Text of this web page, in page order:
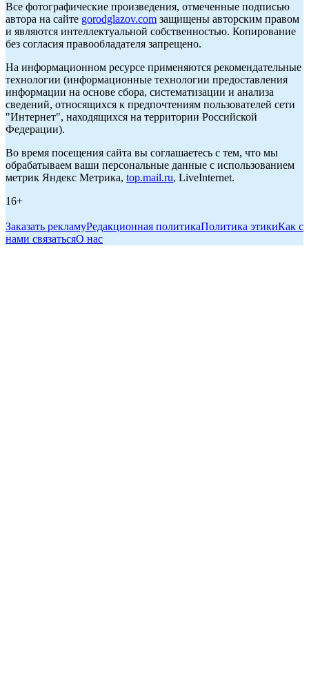
Все фотографические произведения, отмеченные подписью
автора на сайте gorodglazov.com защищены авторским правом
и являются интеллектуальной собственностью. Копирование
без согласия правообладателя запрещено.
На информационном ресурсе применяются рекомендательные
технологии (информационные технологии предоставления
информации на основе сбора, систематизации и анализа
сведений, относящихся к предпочтениям пользователей сети
"Интернет", находящихся на территории Российской
Федерации).
Во время посещения сайта вы соглашаетесь с тем, что мы
обрабатываем ваши персональные данные с использованием
метрик Яндекс Метрика, top.mail.ru, LiveInternet.
16+
Заказать рекламуРедакционная политикаПолитика этикиКак с
нами связатьсяО нас